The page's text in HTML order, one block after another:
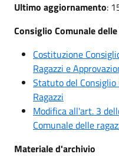
Ultimo aggiornamento:
Consiglio Comunale
Costituzione
Ragazzi e
Statuto del Consiglio
Ragazzi
Modifica all'art. 3
Comunale delle
Materiale d'archivio